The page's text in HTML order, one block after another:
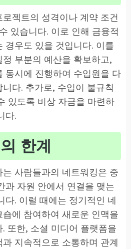
젝트의 성격이나 계약 조건
있습니다. 이로 인해 금융적
경우도 있을 것입니다. 이를
부분의 예산을 확보하고,
동시에 진행하여 수입원을 다
다. 추가로, 수입이 불규칙
있도록 비상 자금을 마련하
다.
한계
사람들과의 네트워킹은 중
과 자원 안에서 연결을 맺는
다. 이럴 때에는 정기적인 네
에 참여하여 새로운 인맥을
또한, 소셜 미디어 플랫폼을
지속적으로 소통하며 관계